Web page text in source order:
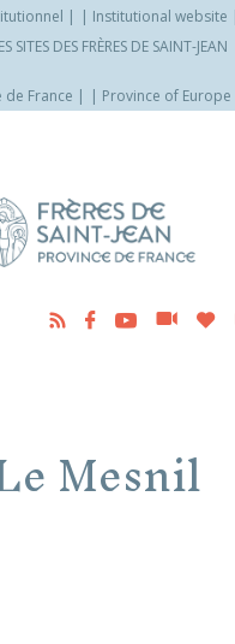
Institutional website
SITES DES FRÈRES DE SAINT-JEAN
de France
Province of Europe
Mesnil